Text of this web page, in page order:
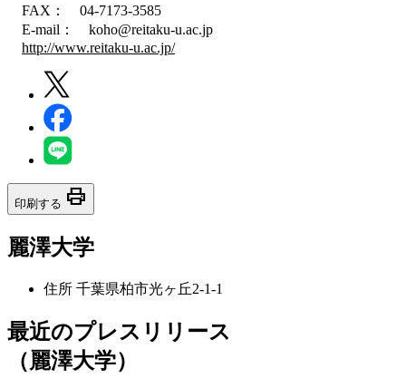
FAX： 04-7173-3585
E-mail： koho@reitaku-u.ac.jp
http://www.reitaku-u.ac.jp/
印刷する print
麗澤大学
住所 千葉県柏市光ヶ丘2-1-1
最近のプレスリリース
（麗澤大学）